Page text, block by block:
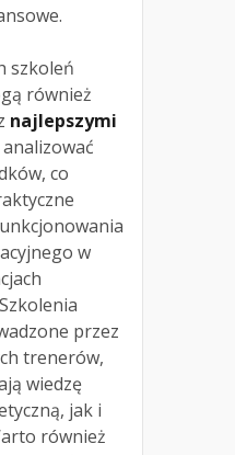
szkoleń
również
najlepszymi
analizować
co
w
przez
trenerów,
wiedzę
jak i
również